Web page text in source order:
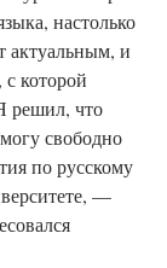
настолько
актуальным, и
которой
решил, что
свободно
по русскому
—